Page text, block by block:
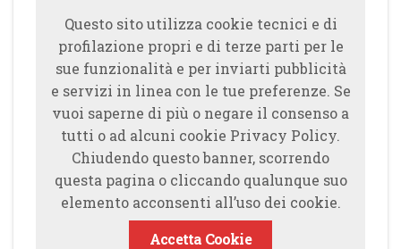
Questo sito utilizza cookie tecnici e di
profilazione propri e di terze parti per le
sue funzionalità e per inviarti pubblicità
e servizi in linea con le tue preferenze. Se
vuoi saperne di più o negare il consenso a
tutti o ad alcuni cookie Privacy Policy.
Chiudendo questo banner, scorrendo
questa pagina o cliccando qualunque suo
elemento acconsenti all’uso dei cookie.
Accetta Cookie